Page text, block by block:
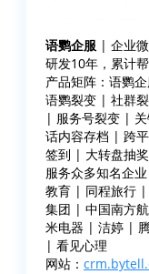
语鹦企服 | 企业
研发10年，累计
产品矩阵：语鹦
语鹦裂变 | 社群
| 服务号裂变 |
话内容存档 | 跨
签到 | 大转盘抽奖
服务众多知名企
教育 | 同程旅行
集团 | 中国南方
米电器 | 洁婷 |
| 看见心理
网站：